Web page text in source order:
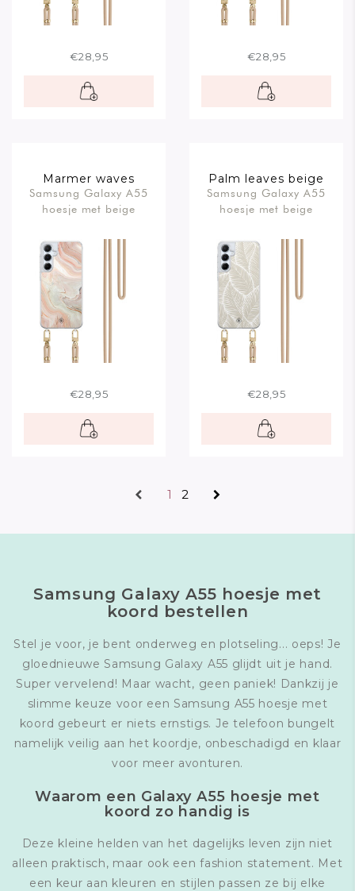
€28,95 €28,95
Marmer waves
Samsung Galaxy A55
hoesje met beige
€28,95
Palm leaves beige
Samsung Galaxy A55
hoesje met beige
€28,95
1 2
Samsung Galaxy A55 hoesje met
koord bestellen
Stel je voor, je bent onderweg en plotseling... oeps! Je
gloednieuwe Samsung Galaxy A55 glijdt uit je hand.
Super vervelend! Maar wacht, geen paniek! Dankzij je
slimme keuze voor een Samsung A55 hoesje met
koord gebeurt er niets ernstigs. Je telefoon bungelt
namelijk veilig aan het koordje, onbeschadigd en klaar
voor meer avonturen.
Waarom een Galaxy A55 hoesje met
koord zo handig is
Deze kleine helden van het dagelijks leven zijn niet
alleen praktisch, maar ook een fashion statement. Met
een keur aan kleuren en stijlen passen ze bij elke